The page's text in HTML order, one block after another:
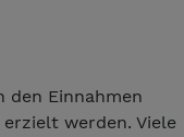
den Einnahmen
werden. Viele